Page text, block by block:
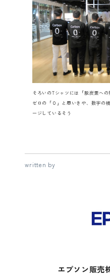
そろいのTシャツには「脱炭素へ
ゼロの「０」と思いきや、数字の
ージしているそう
written by
エプソン販売